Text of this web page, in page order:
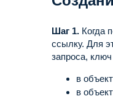
Шаг 1. Когда
ссылку. Для
запроса,
в
в